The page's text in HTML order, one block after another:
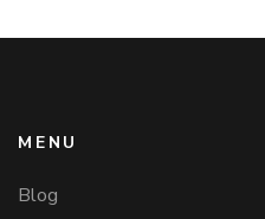
MENU
Blog